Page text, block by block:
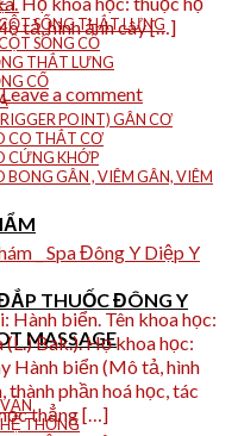
SỐNG THẮT LƯNG
SỐNG CỔ
THẮT LƯNG
CỔ
POINT) GÂN CƠ
CO THẮT CƠ
CỨNG KHỚP
GÂN , VIÊM GÂN, VIÊM
THUỐC ĐÔNG Y
MASSAGE
THỐNG
tả, hình ảnh cây […]
Leave a comment
_ Spa Đông Y Diệp Y
Hành biển. Tên khoa học:
Bak.). Họ khoa học:
Hành biển (Mô tả, hình
thành phần hoá học, tác
thẳng […]